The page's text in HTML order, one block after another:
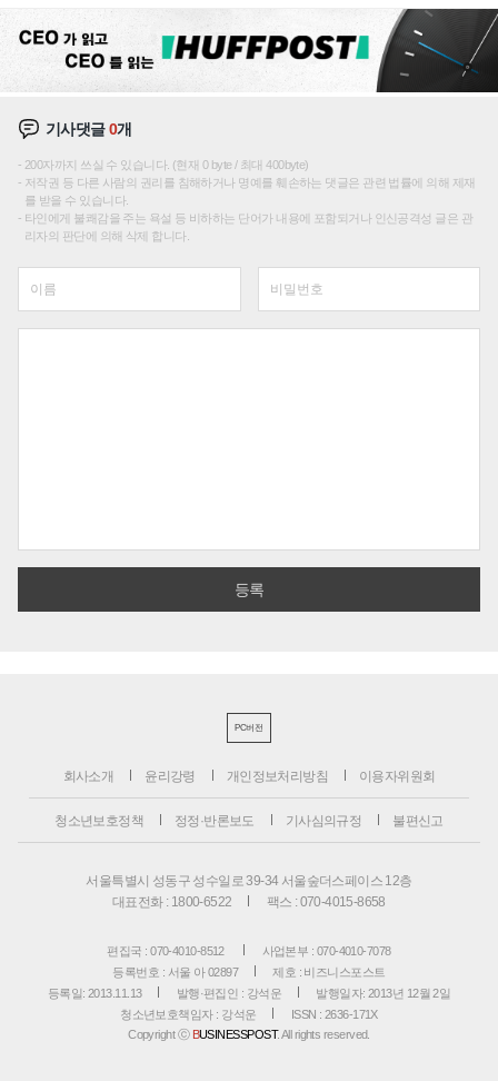
기사댓글0개
200자까지 쓰실 수 있습니다. (현재 0 byte / 최대 400byte)
저작권 등 다른 사람의 권리를 침해하거나 명예를 훼손하는 댓글은 관련 법률에 의해 제재
를 받을 수 있습니다.
타인에게 불쾌감을 주는 욕설 등 비하하는 단어가 내용에 포함되거나 인신공격성 글은 관
리자의 판단에 의해 삭제 합니다.
PC버전
회사소개 윤리강령 개인정보처리방침 이용자위원회
청소년보호정책 정정·반론보도 기사심의규정 불편신고
서울특별시 성동구 성수일로 39-34 서울숲더스페이스 12층
대표전화 : 1800-6522
팩스 : 070-4015-8658
편집국 : 070-4010-8512
사업본부 : 070-4010-7078
등록번호 : 서울 아 02897
제호 : 비즈니스포스트
등록일: 2013.11.13
발행·편집인 : 강석운
발행일자: 2013년 12월 2일
청소년보호책임자 : 강석운
ISSN : 2636-171X
Copyright ⓒ BUSINESSPOST. All rights reserved.